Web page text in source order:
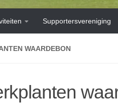
Supportersvereniging
WAARDEBON